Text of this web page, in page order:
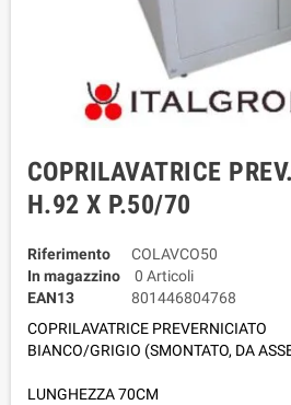
COPRILAVATRICE
H.92 X P.50/70
Riferimento
COLAVCO50
In magazzino
0 Articoli
EAN13
801446804768
COPRILAVATRICE PREVERNICIATO
BIANCO/GRIGIO (SMONTATO, DA
LUNGHEZZA 70CM